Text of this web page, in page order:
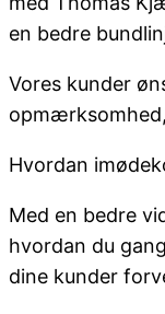
en bedre
Vores kunder
Hvordan
Med en bedre
hvordan du
dine kunder